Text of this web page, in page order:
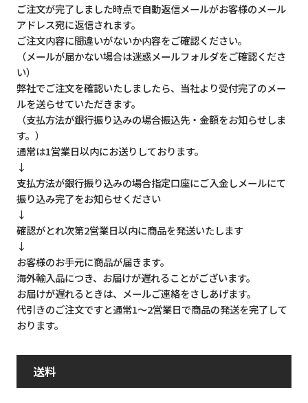
ご注文が完了しました時点で自動返信メールがお客様のメール
アドレス宛に返信されます。
ご注文内容に間違いがないか内容をご確認ください。
（メールが届かない場合は迷惑メールフォルダをご確認くださ
い）
弊社でご注文を確認いたしましたら、当社より受付完了のメー
ルを送らせていただきます。
（支払方法が銀行振り込みの場合振込先・金額をお知らせしま
す。）
通常は1営業日以内にお送りしております。
↓
支払方法が銀行振り込みの場合指定口座にご入金しメールにて
振り込み完了をお知らせください
↓
確認がとれ次第2営業日以内に商品を発送いたします
↓
お客様のお手元に商品が届きます。
海外輸入品につき、お届けが遅れることがございます。
お届けが遅れるときは、メールご連絡をさしあげます。
代引きのご注文ですと通常1～2営業日で商品の発送を完了して
おります。
送料